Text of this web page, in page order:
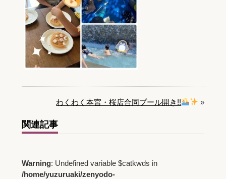
わくわく本宮・桜店合同プール開き!! »
関連記事
Warning: Undefined variable $catkwds in
/home/yuzuruaki/zenyodo-